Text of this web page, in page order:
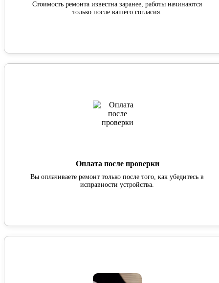
Стоимость ремонта известна заранее, работы начинаются
только после вашего согласия.
Оплата после проверки
Вы оплачиваете ремонт только после того, как убедитесь в
исправности устройства.